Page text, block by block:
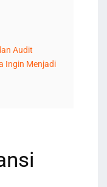
Audit
Ingin Menjadi